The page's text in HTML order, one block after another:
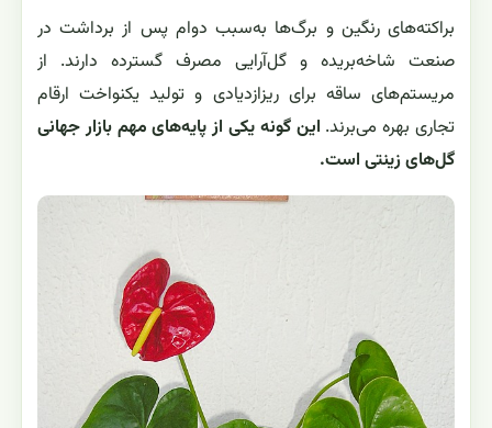
براکته‌های رنگین و برگ‌ها به‌سبب دوام پس از برداشت در
صنعت شاخه‌بریده و گل‌آرایی مصرف گسترده دارند. از
مریستم‌های ساقه برای ریزازدیادی و تولید یکنواخت ارقام
تجاری بهره می‌برند. این گونه یکی از پایه‌های مهم بازار جهانی
گل‌های زینتی است.